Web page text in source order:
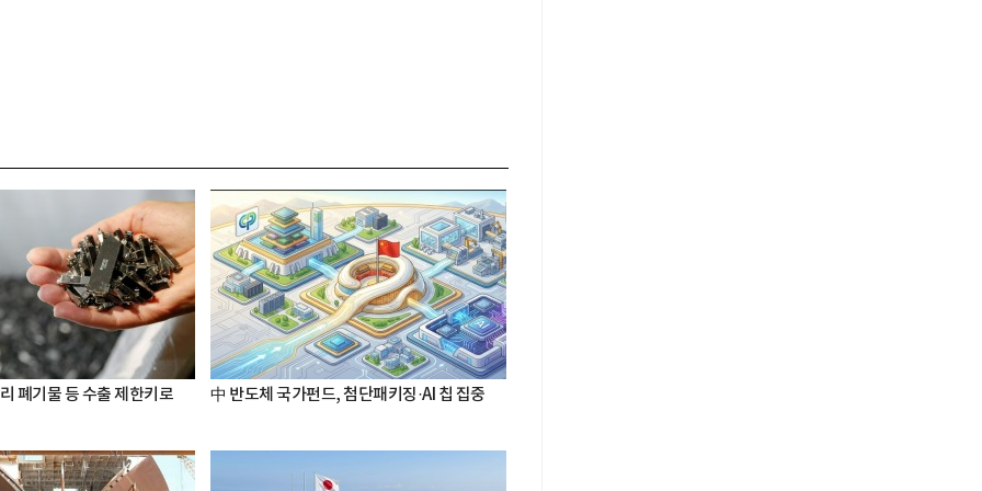
폐기물 등 수출 제한키로 中 반도체 국가펀드, 첨단패키징·AI 칩 집중